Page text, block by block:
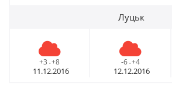
Луцьк
+3 - +8
11.12.2016
-6 - +4
12.12.2016